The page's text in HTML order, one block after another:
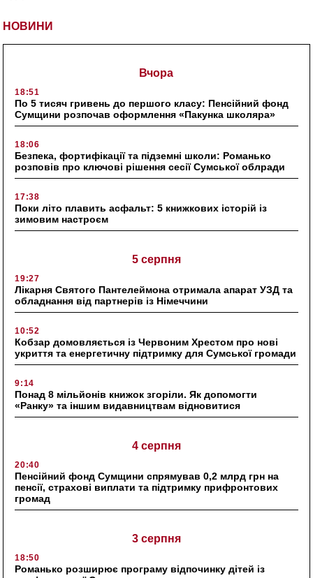
НОВИНИ
Вчора
18:51
По 5 тисяч гривень до першого класу: Пенсійний фонд
Сумщини розпочав оформлення «Пакунка школяра»
18:06
Безпека, фортифікації та підземні школи: Романько
розповів про ключові рішення сесії Сумської облради
17:38
Поки літо плавить асфальт: 5 книжкових історій із
зимовим настроєм
5 серпня
19:27
Лікарня Святого Пантелеймона отримала апарат УЗД та
обладнання від партнерів із Німеччини
10:52
Кобзар домовляється із Червоним Хрестом про нові
укриття та енергетичну підтримку для Сумської громади
9:14
Понад 8 мільйонів книжок згоріли. Як допомогти
«Ранку» та іншим видавництвам відновитися
4 серпня
20:40
Пенсійний фонд Сумщини спрямував 0,2 млрд грн на
пенсії, страхові виплати та підтримку прифронтових
громад
3 серпня
18:50
Романько розширює програму відпочинку дітей із